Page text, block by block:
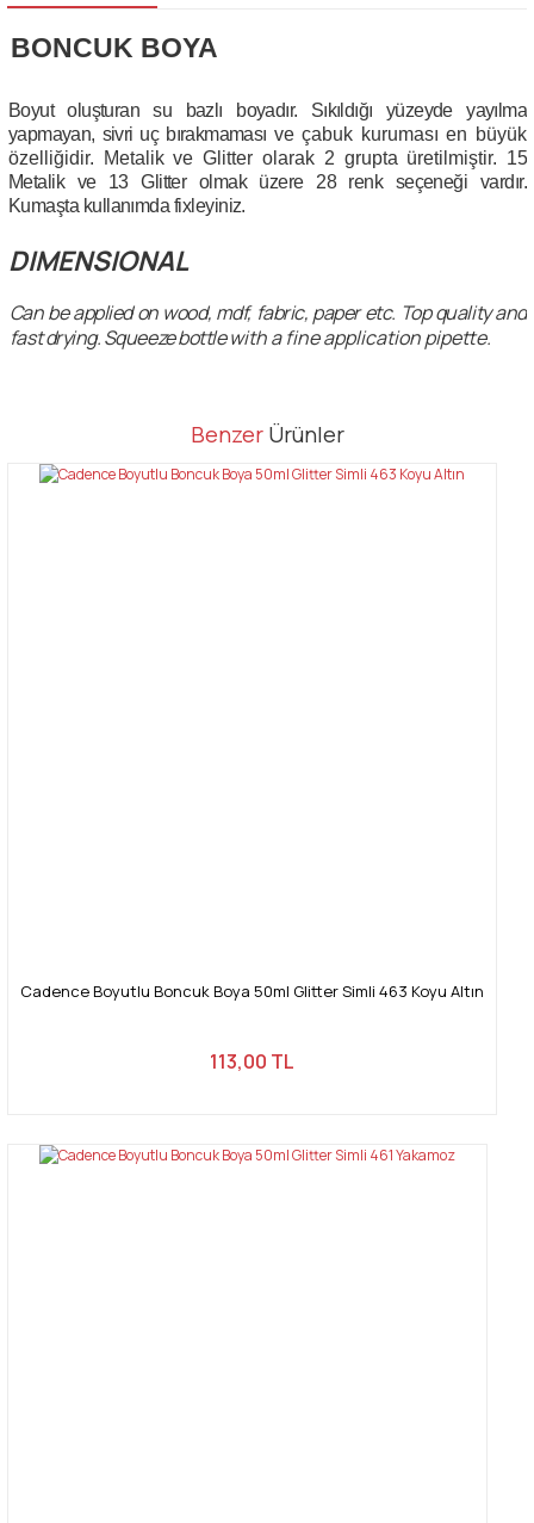
BONCUK BOYA
Boyut oluşturan su bazl ı boyadır. Sıkı ldığı yüzeyde yayı lma
yapmayan, sivri uçbırakmaması veçabuk kuruması en büyük
özelliğidir. Metalik ve Glitter olarak 2 grupta üretilmiştir. 15
Metalik ve 13 Glitter olmak üzere 28 renk seçeneği vardır.
Kumaşta kullanımda fixleyiniz.
DIMENSIONAL
Can be applied on wood, mdf, fabric, paper etc. Top quality and
fast drying. Squeeze bottlewith a fine application pipette.
Bu ürüne ilk yorumu siz yapın!
Bu ürünün fiyat bilgisi, resim, ürün açıklamalarında ve diğer
tarafımıza iletebilirsiniz.
Benzer Ürünler
Cadence Boyutlu Boncuk Boya 50ml Glitter Simli 463 Koyu Altın
113,00 TL